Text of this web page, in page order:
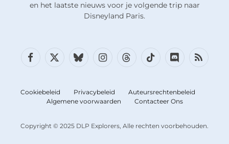
en het laatste nieuws voor je volgende trip naar
Disneyland Paris.
Facebook
X
BlueskyInstagramDradenTikTokDiscordRSS
Copyright © 2025 DLP Explorers, Alle rechten voorbehouden.
Cookiebeleid Privacybeleid
Auteursrechtenbeleid
Algemene voorwaarden
Contacteer Ons